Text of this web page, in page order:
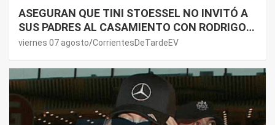
ASEGURAN QUE TINI STOESSEL NO INVITÓ A
SUS PADRES AL CASAMIENTO CON RODRIGO
DE PAUL: LOS MOTIVOS
viernes 07 agosto CorrientesDeTardeEV